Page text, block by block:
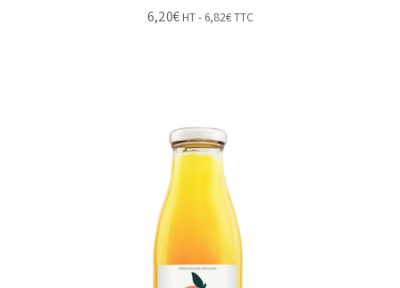
6,20€ HT - 6,82€TTC